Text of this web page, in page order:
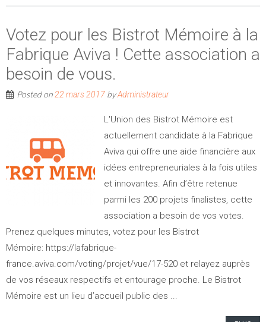
Votez pour les Bistrot Mémoire à la
Fabrique Aviva ! Cette association a
besoin de vous.
Posted on22 mars 2017 byAdministrateur
L'Union des Bistrot Mémoire est
actuellement candidate à la Fabrique
Aviva qui offre une aide financière aux
idées entrepreneuriales à la fois utiles
et innovantes. Afin d’être retenue
parmi les 200 projets finalistes, cette
association a besoin de vos votes.
Prenez quelques minutes, votez pour les Bistrot
Mémoire: https://lafabrique-
france.aviva.com/voting/projet/vue/17-520 et relayez auprès
de vos réseaux respectifs et entourage proche. Le Bistrot
Mémoire est un lieu d’accueil public des ...